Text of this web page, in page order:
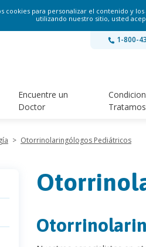
cookies para personalizar el contenido y
utilizando nuestro sitio, usted
1-800-
Encuentre un
Doctor
Tratamos
> Otorrinolaringólogos Pediátricos